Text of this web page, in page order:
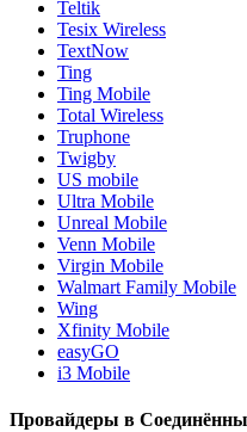
Teltik
Tesix Wireless
TextNow
Ting
Ting Mobile
Total Wireless
Truphone
Twigby
US mobile
Ultra Mobile
Unreal Mobile
Venn Mobile
Virgin Mobile
Walmart Family Mobile
Wing
Xfinity Mobile
easyGO
i3 Mobile
Провайдеры в